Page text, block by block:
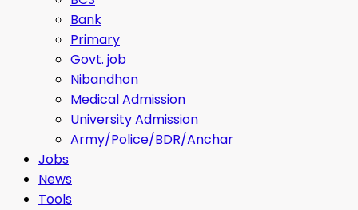
Bank
Primary
Govt. job
Nibandhon
Medical Admission
University Admission
Army/Police/BDR/Anchar
Jobs
News
Tools